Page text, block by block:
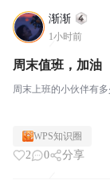
渐渐
1小时前
周末值班，加油
周末上班的小伙伴有
WPS知识圈
2 0 分享